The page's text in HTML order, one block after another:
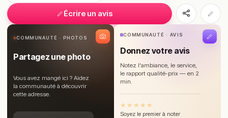
Écrire un avis
COMMUNAUTÉ · PHOTOS
Partagez une photo
Vous avez mangé ici ? Aidez
la communauté à découvrir
cette adresse.
COMMUNAUTÉ · AVIS
Donnez votre avis
Notez l'ambiance, le service,
le rapport qualité-prix — en 2
min.
★ ★ ★ ★ ★
Soyez le premier à noter